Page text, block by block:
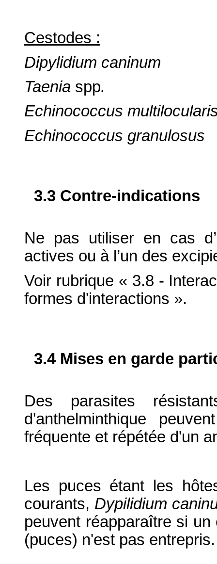
Cestodes :
Dipylidium caninum
Taenia spp.
Echinococcus
Echinococcus granulosus
3.3 Contre-indications
Ne pas utiliser en cas
actives ou à l’un des
Voir rubrique « 3.8 -
formes d'interactions ».
3.4 Mises en garde
Des parasites
d'anthelminthique
fréquente et répétée d'un
Les puces étant les
courants, Dypilidium
peuvent réapparaître si
(puces) n'est pas entrepris.